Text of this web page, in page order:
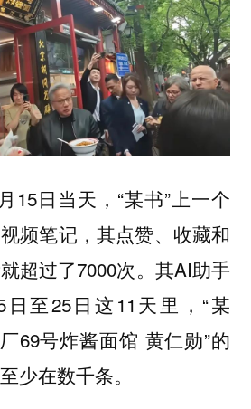
15日当天，“某书”上一个
频笔记，其点赞、收藏和
超过了7000次。其AI助手
至25日这11天里，“某
69号炸酱面馆 黄仁勋”的
少在数千条。